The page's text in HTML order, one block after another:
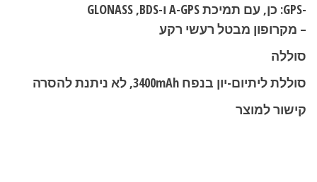
-GPS: כן, עם תמיכת A-GPS ו-GLONASS ,BDS
– מקרופון מבטל רעשי רקע
סוללה
סוללת ליתיום-יון בנפח 3400mAh, לא ניתנת להסרה
קישור למוצר